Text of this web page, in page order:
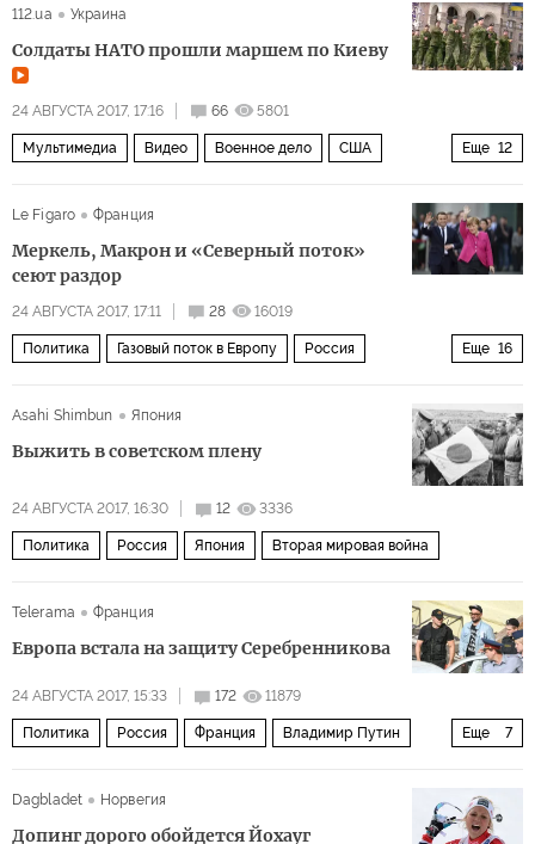
Вооруженные силы Украины
Пять лет после Майдана
112.ua Украина
Солдаты НАТО прошли маршем по Киеву
24 АВГУСТА 2017, 17:16 66 5801
Еще 12
Мультимедиа Видео Военное дело США
Латвия Грузия независимость
парад НАТО уже у российских границ
Le Figaro Франция
Меркель, Макрон и «Северный поток»
сеют раздор
24 АВГУСТА 2017, 17:11 28 16019
Еще 16
Политика Газовый поток в Европу Россия
Северный поток — 2 разногласия
альянс мигранты квоты
Asahi Shimbun Япония
Выжить в советском плену
24 АВГУСТА 2017, 16:30 12 3336
Политика Россия Япония Вторая мировая война
Telerama Франция
Европа встала на защиту Серебренникова
24 АВГУСТА 2017, 15:33 172 11879
Еще 7
Политика Россия Франция Владимир Путин
Dagbladet Норвегия
Допинг дорого обойдется Йохауг